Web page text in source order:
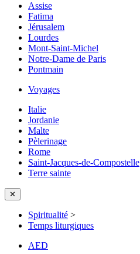
Assise
Fatima
Jérusalem
Lourdes
Mont-Saint-Michel
Notre-Dame de Paris
Pontmain
Voyages
Italie
Jordanie
Malte
Pèlerinage
Rome
Saint-Jacques-de-Compostelle
Terre sainte
✕
Spiritualité >
Temps liturgiques
AED